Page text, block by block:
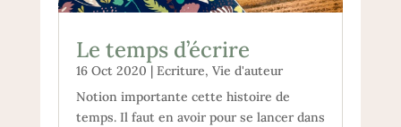
Le temps d’écrire
16 Oct 2020 | Ecriture, Vie d'auteur
Notion importante cette histoire de
temps. Il faut en avoir pour se lancer dans